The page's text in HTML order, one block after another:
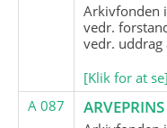
Arkivfonden
vedr.
vedr.
[Klik for at se]
A 087